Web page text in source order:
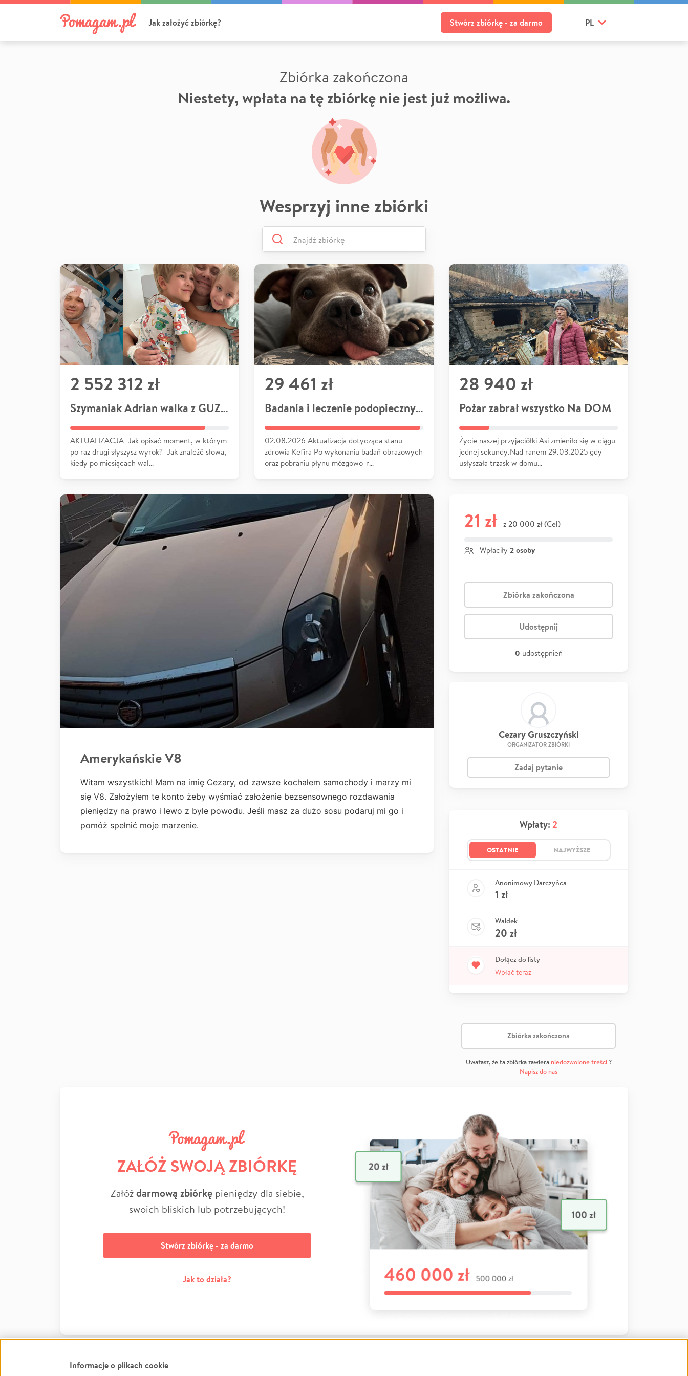
Jak założyć zbiórkę? Stwórz zbiórkę - za darmo PL
Zbiórka zakończona
Niestety, wpłata na tę zbiórkę nie jest już możliwa.
Wesprzyj inne zbiórki
2 552 312 zł
Szymaniak Adrian walka z GUZEM
AKTUALIZACJA Jak opisać moment, w którym
po raz drugi słyszysz wyrok? Jak znaleźć słowa,
kiedy po miesiącach wal…
29 461 zł
Badania i leczenie podopiecznych
02.08.2026 Aktualizacja dotycząca stanu
zdrowia Kefira Po wykonaniu badań obrazowych
oraz pobraniu płynu mózgowo-r…
28 940 zł
Pożar zabrał wszystko Na DOM
Życie naszej przyjaciółki Asi zmieniło się w ciągu
jednej sekundy.Nad ranem 29.03.2025 gdy
usłyszała trzask w domu…
Amerykańskie V8
Witam wszystkich! Mam na imię Cezary, od zawsze kochałem samochody i marzy mi
się V8. Założyłem te konto żeby wyśmiać założenie bezsensownego rozdawania
pieniędzy na prawo i lewo z byle powodu. Jeśli masz za dużo sosu podaruj mi go i
pomóż spełnić moje marzenie.
21 zł z 20 000 zł (Cel)
Wpłaciły 2 osoby
Zbiórka zakończona
Udostępnij
0 udostępnień
Cezary Gruszczyński
ORGANIZATOR ZBIÓRKI
Zadaj pytanie
Wpłaty: 2
OSTATNIE NAJWYŻSZE
Anonimowy Darczyńca
1 zł
Waldek
20 zł
Dołącz do listy
Wpłać teraz
Zbiórka zakończona
Uważasz, że ta zbiórka zawiera niedozwolone treści?
Napisz do nas
ZAŁÓŻ SWOJĄ ZBIÓRKĘ
Załóżdarmową zbiórkępieniędzy dla siebie,
swoich bliskich lub potrzebujących!
Stwórz zbiórkę - za darmo
Jak to działa?
Informacje o plikach cookie